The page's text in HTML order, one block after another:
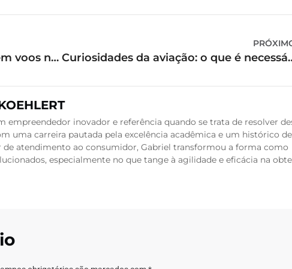
Como levar produtos líquidos em voos nacionais? Curiosidades da
empreendedor inovador e referência quando se trata de resolver
uma carreira pautada pela excelência acadêmica e um histórico de
de atendimento ao consumidor, Gabriel transformou a forma como
especialmente no que tange à agilidade e eficácia na